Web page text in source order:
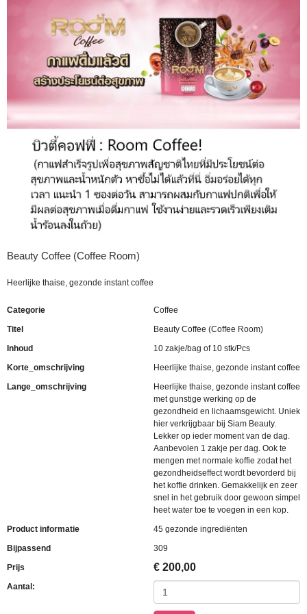
Beauty Coffee (Coffee Room)
Heerlijke thaise, gezonde instant coffee
Categorie
Coffee
Titel
Beauty Coffee (Coffee Room)
Inhoud
10 zakje/bag of 10 stk/Pcs
Korte_omschrijving
Heerlijke thaise, gezonde instant coffee
Lange_omschrijving
Heerlijke thaise, gezonde instant coffee
met gunstige werking op de
gezondheid en lichaamsgewicht. Uniek
hier verkrijgbaar bij Siam Beauty.
Lekker op ieder moment van de dag.
Aanbevolen 1 zakje per dag. Ook te
mengen met normale koffie zodat het
gezondheidseffect wordt bevorderd bij
het koffie drinken. Gemakkelijk en zeer
snel in het gebruik door gewoon simpel
heet water toe te voegen in een kop.
Product informatie
45 gezonde ingrediënten
Bijpassend
309
Prijs
€ 200,00
Aantal: